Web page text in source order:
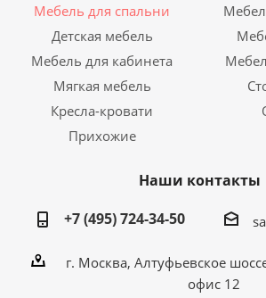
Мебель для спальни
Детская мебель
Мебель для кабинета
Мягкая мебель
Кресла-кровати
Прихожие
Наши контакты
+7 (495) 724-34-50
г. Москва, Алтуфьевское
офис 12